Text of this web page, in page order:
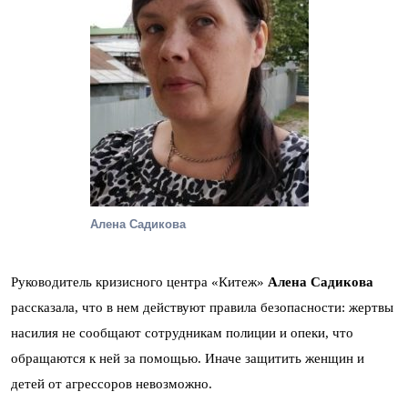
Алена Садикова
Руководитель кризисного центра «Китеж» Алена Садикова
рассказала, что в нем действуют правила безопасности: жертвы
насилия не сообщают сотрудникам полиции и опеки, что
обращаются к ней за помощью. Иначе защитить женщин и
детей от агрессоров невозможно.